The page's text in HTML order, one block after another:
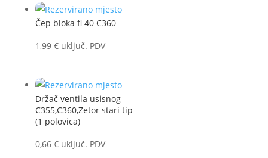
Čep bloka fi 40 C360
1,99 € uključ. PDV
Držač ventila usisnog
C355,C360,Zetor stari tip
(1 polovica)
0,66 € uključ. PDV